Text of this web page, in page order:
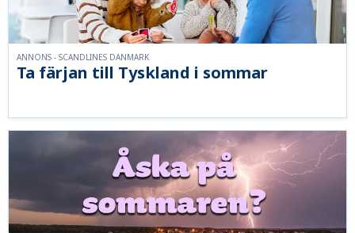
Ta färjan till Tyskland i sommar
ANNONS - SCANDLINES DANMARK